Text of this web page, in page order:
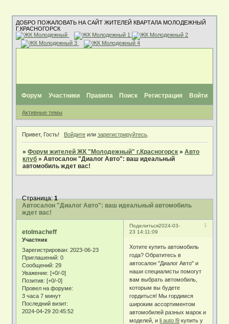
ДОБРО ПОЖАЛОВАТЬ НА САЙТ ЖИТЕЛЕЙ КВАРТАЛА МОЛОДЕЖНЫЙ
Г.КРАСНОГОРСК
Форум Участники Правила Поиск Регистрация Войти
Активные темы
Привет, Гость! Войдитеили зарегистрируйтесь.
»Форум жителей ЖК "Молодежный" г.Красногорск »Авто
клуб »Автосалон "Диалог Авто": ваш идеальный
автомобиль ждет вас!
Автосалон "Диалог Авто": ваш идеальный автомобиль
ждет вас!
Страница:1
Поделиться 1
2024-03-
23 14:11:09
etolmacheff
Участник
Зарегистрирован: 2023-06-23
Приглашений: 0
Сообщений: 29
Уважение: [+0/-0]
Позитив: [+0/-0]
Провел на форуме:
3 часа 7 минут
Последний визит:
2024-04-29 20:45:52
Хотите купить автомобиль
года? Обратитесь в
автосалон "Диалог Авто" и
наши специалисты помогут
вам выбрать автомобиль,
которым вы будете
гордиться! Мы гордимся
широким ассортиментом
автомобилей разных марок и
моделей, иli auto l9 купить у